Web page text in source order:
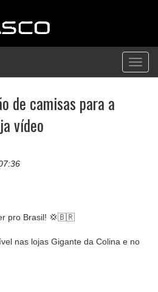
de camisas para a
vídeo
pro Brasil! 💢🇧🇷
nas lojas Gigante da Colina e no